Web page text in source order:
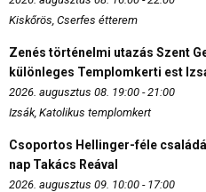
Kiskőrös, Cserfes étterem
Zenés történelmi utazás Szent
különleges Templomkerti est
2026. augusztus 08. 19:00 - 21:00
Izsák, Katolikus templomkert
Csoportos Hellinger-féle
nap Takács Reával
2026. augusztus 09. 10:00 - 17:00